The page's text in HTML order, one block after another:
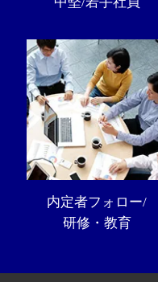
内定者フォロー/
研修・教育